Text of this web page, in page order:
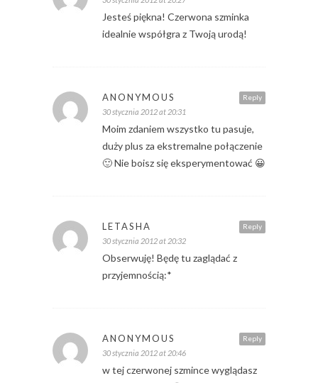
Jesteś piękna! Czerwona szminka
idealnie współgra z Twoją urodą!
Reply
ANONYMOUS
30 stycznia 2012 at 20:31
Moim zdaniem wszystko tu pasuje,
duży plus za ekstremalne połączenie
🙂 Nie boisz się eksperymentować 😀
Reply
LETASHA
30 stycznia 2012 at 20:32
Obserwuję! Będę tu zaglądać z
przyjemnością:*
Reply
ANONYMOUS
30 stycznia 2012 at 20:46
w tej czerwonej szmince wyglądasz